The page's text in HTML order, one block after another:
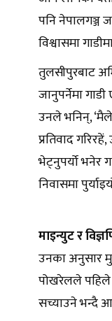
पनि नेपालगञ्ज
विश्वासमा
तुलसीपुरबाट
जानुपर्नेमा
उनले भनिन्,
प्रतिवाद
भेट्नुपर्यो भनेर
निवासमा
माइन्युट र
उनका अनुसार
पोखरेलले पहिले
सच्याउने भन्दै